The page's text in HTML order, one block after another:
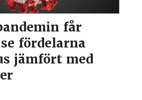
får
fördelarna
jämfört med